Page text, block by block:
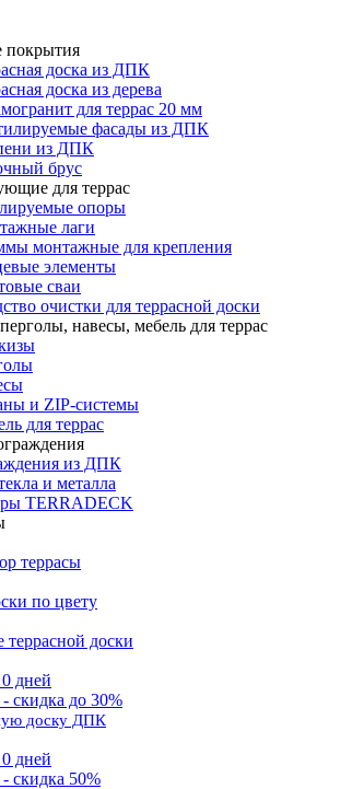
покрытия
доска из ДПК
доска из дерева
для террас 20 мм
фасады из ДПК
из ДПК
брус
для террас
опоры
лаги
монтажные для крепления
элементы
сваи
очистки для террасной доски
навесы, мебель для террас
и ZIP-системы
для террас
из ДПК
и металла
TERRADECK
террасы
по цвету
террасной доски
дней
до 30%
доску ДПК
дней
50%